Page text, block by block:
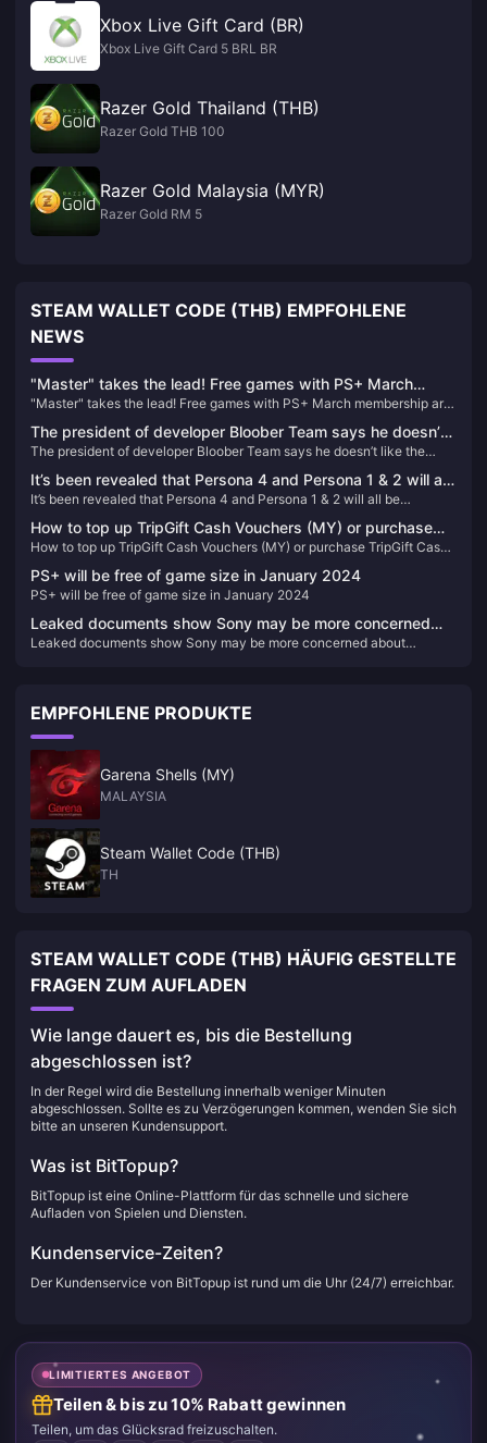
Xbox Live Gift Card (BR)
Xbox Live Gift Card 5 BRL BR
Razer Gold Thailand (THB)
Razer Gold THB 100
Razer Gold Malaysia (MYR)
Razer Gold RM 5
STEAM WALLET CODE (THB) EMPFOHLENE
NEWS
"Master" takes the lead! Free games with PS+ March
membership are now available
"Master" takes the lead! Free games with PS+ March membership are
The president of developer Bloober Team says he doesn’t
like the trailer for Silent Hill 2 Remake
The president of developer Bloober Team says he doesn’t like the
It’s been revealed that Persona 4 and Persona 1 & 2 will all
be remade/remastered
It’s been revealed that Persona 4 and Persona 1 & 2 will all be
How to top up TripGift Cash Vouchers (MY) or purchase
TripGift Cash Vouchers (MY)
How to top up TripGift Cash Vouchers (MY) or purchase TripGift Cash
PS+ will be free of game size in January 2024
PS+ will be free of game size in January 2024
Leaked documents show Sony may be more concerned
about Microsoft's acquisition of Activision Blizzard than
Leaked documents show Sony may be more concerned about
EMPFOHLENE PRODUKTE
Garena Shells (MY)
MALAYSIA
Steam Wallet Code (THB)
TH
STEAM WALLET CODE (THB) HÄUFIG GESTELLTE
FRAGEN ZUM AUFLADEN
Wie lange dauert es, bis die Bestellung
abgeschlossen ist?
In der Regel wird die Bestellung innerhalb weniger Minuten
abgeschlossen. Sollte es zu Verzögerungen kommen, wenden Sie sich
bitte an unseren Kundensupport.
Was ist BitTopup?
BitTopup ist eine Online-Plattform für das schnelle und sichere
Aufladen von Spielen und Diensten.
Kundenservice-Zeiten?
Der Kundenservice von BitTopup ist rund um die Uhr (24/7) erreichbar.
LIMITIERTES ANGEBOT
Teilen & bis zu 10% Rabatt gewinnen
Teilen, um das Glücksrad freizuschalten.